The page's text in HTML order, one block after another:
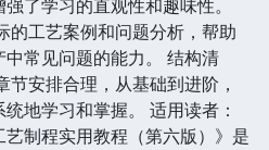
了学习的直观性和趣味性。
的工艺案例和问题分析，帮助
常见问题的能力。 结构清
安排合理，从基础到进阶，
地学习和掌握。 适用读者：
艺制程实用教程（第六版）》是